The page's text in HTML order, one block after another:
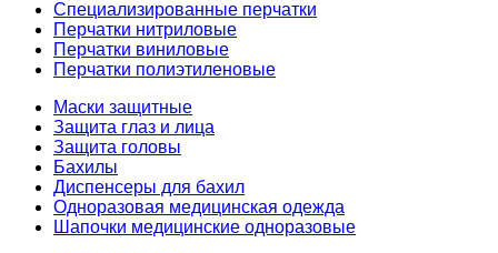
Специализированные перчатки
Перчатки нитриловые
Перчатки виниловые
Перчатки полиэтиленовые
Маски защитные
Защита глаз и лица
Защита головы
Бахилы
Диспенсеры для бахил
Одноразовая медицинская одежда
Шапочки медицинские одноразовые